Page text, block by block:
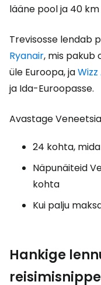
lääne pool ja 40
Trevisosse lendab
Ryanair, mis pakub
üle Euroopa, jaWizz
ja Ida-Euroopasse.
Avastage
24 kohta,
Näpunäiteid
kohta
Kui palju
Hankige